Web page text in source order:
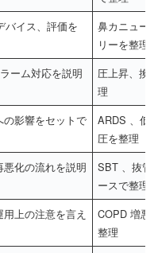
バイス、評価を
鼻カニュー
リーを整理
ーム対応を説明
圧上昇、換
理
の影響をセットで
ARDS 、低
圧を整理
化の流れを説明
SBT 、抜管
ースで整理
上の注意を言え
COPD 増悪
整理